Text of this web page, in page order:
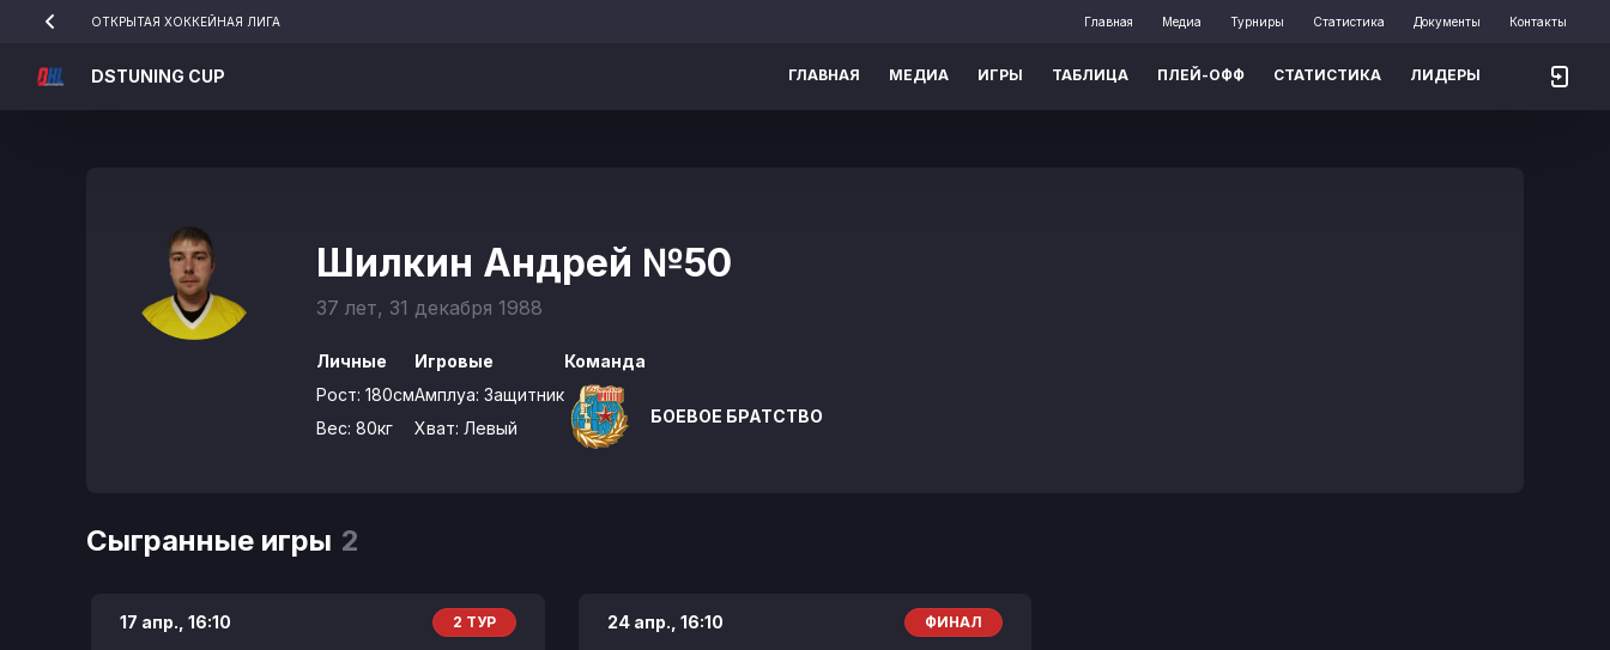
ОТКРЫТАЯ ХОККЕЙНАЯ ЛИГА Главная Медиа Турниры Статистика Документы Контакты
DSTUNING CUP ГЛАВНАЯ МЕДИА ИГРЫ ТАБЛИЦА ПЛЕЙ-ОФФ СТАТИСТИКА ЛИДЕРЫ
Шилкин Андрей №50
37 лет, 31 декабря 1988
Личные
Рост: 180см
Вес: 80кг
Игровые
Амплуа: Защитник
Хват: Левый
Команда
БОЕВОЕ БРАТСТВО
Сыгранные игры 2
17 апр., 16:10 2 ТУР 24 апр., 16:10 ФИНАЛ